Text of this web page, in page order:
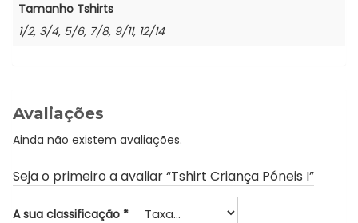
Tamanho Tshirts
1/2, 3/4, 5/6, 7/8, 9/11, 12/14
Avaliações
Ainda não existem avaliações.
Seja o primeiro a avaliar “Tshirt Criança Póneis I”
A sua classificação *